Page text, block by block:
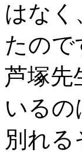
はなく
たので
芦塚先
いるの
別れ